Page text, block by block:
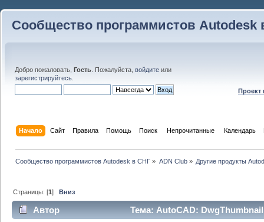
Сообщество программистов Autodesk
Добро пожаловать, Гость . Пожалуйста, войдите или
зарегистрируйтесь
Проект
Начало Сайт Правила Помощь Поиск Непрочитанные Календарь
Сообщество программистов Autodesk в СНГ » ADN Club» Другие продукты
Страницы: [1]Вниз
Автор Тема: AutoCAD: